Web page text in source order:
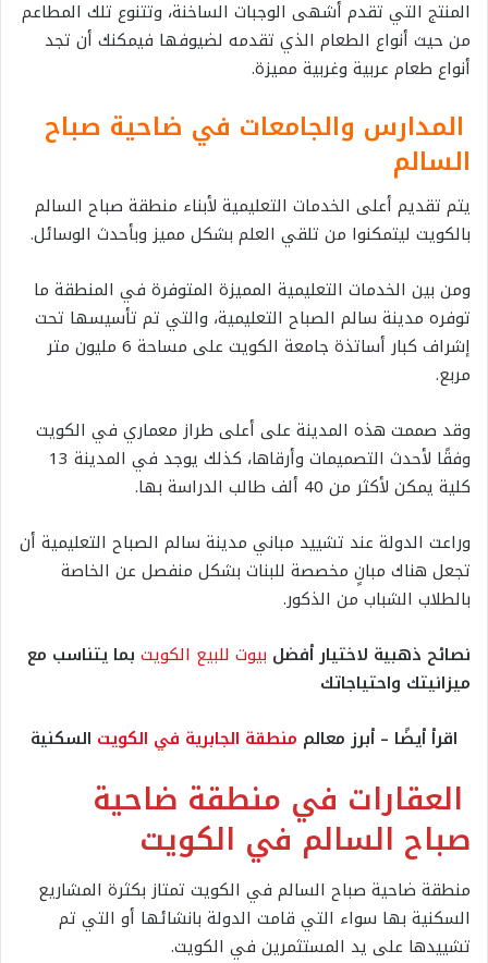
المنتج التي تقدم أشهى الوجبات الساخنة، وتتنوع تلك المطاعم
من حيث أنواع الطعام الذي تقدمه لضيوفها فيمكنك أن تجد
أنواع طعام عربية وغربية مميزة.
المدارس والجامعات في ضاحية صباح
السالم
يتم تقديم أعلى الخدمات التعليمية لأبناء منطقة صباح السالم
بالكويت ليتمكنوا من تلقي العلم بشكل مميز وبأحدث الوسائل.
ومن بين الخدمات التعليمية المميزة المتوفرة في المنطقة ما
توفره مدينة سالم الصباح التعليمية، والتي تم تأسيسها تحت
إشراف كبار أساتذة جامعة الكويت على مساحة 6 مليون متر
مربع.
وقد صممت هذه المدينة على أعلى طراز معماري في الكويت
وفقًا لأحدث التصميمات وأرقاها، كذلك يوجد في المدينة 13
كلية يمكن لأكثر من 40 ألف طالب الدراسة بها.
وراعت الدولة عند تشييد مباني مدينة سالم الصباح التعليمية أن
تجعل هناك مبانٍ مخصصة للبنات بشكل منفصل عن الخاصة
بالطلاب الشباب من الذكور.
نصائح ذهبية لاختيار أفضل بيوت للبيع الكويت بما يتناسب مع
ميزانيتك واحتياجاتك
اقرأ أيضًا – أبرز معالم منطقة الجابرية في الكويت السكنية
العقارات في منطقة ضاحية
صباح السالم في الكويت
منطقة ضاحية صباح السالم في الكويت تمتاز بكثرة المشاريع
السكنية بها سواء التي قامت الدولة بانشائها أو التي تم
تشييدها على يد المستثمرين في الكويت.